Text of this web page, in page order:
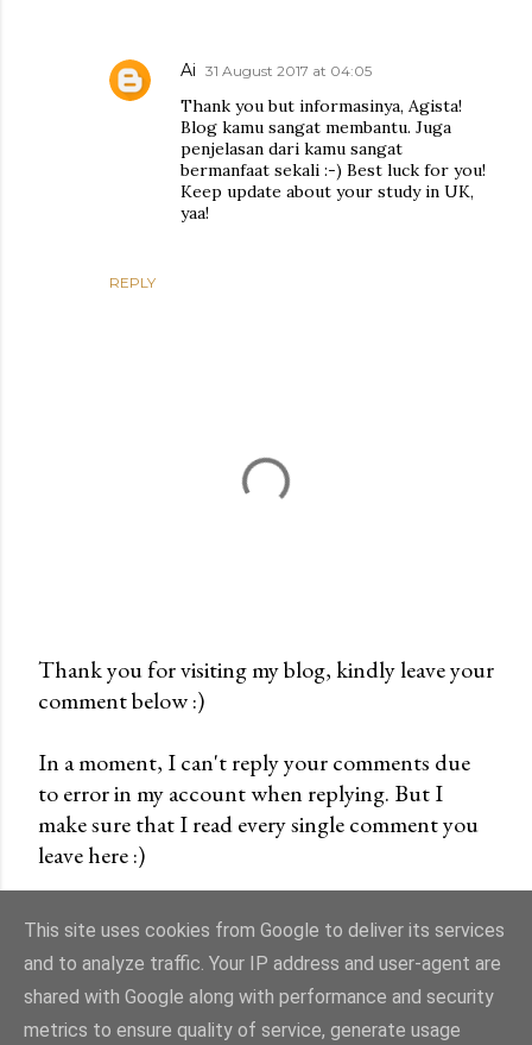
REPLY
Ai 31 August 2017 at 04:05
Thank you but informasinya, Agista!
Blog kamu sangat membantu. Juga
penjelasan dari kamu sangat
bermanfaat sekali :-) Best luck for you!
Keep update about your study in UK,
yaa!
P
s
t
a
C
o
m
m
e
n
Thank you for visiting my blog, kindly leave your
comment below :)
In a moment, I can't reply your comments due
to error in my account when replying. But I
make sure that I read every single comment you
leave here :)
Powered by Blogger
This site uses cookies from Google to deliver its services
and to analyze traffic. Your IP address and user-agent are
shared with Google along with performance and security
metrics to ensure quality of service, generate usage